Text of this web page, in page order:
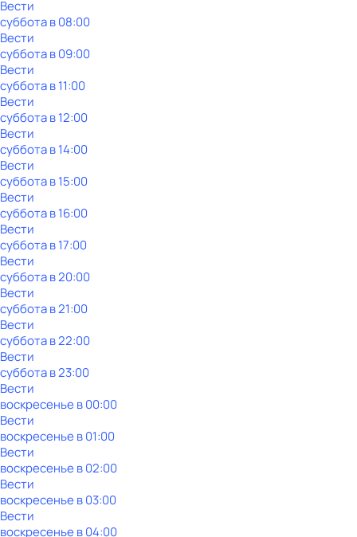
Вести
субботав08:00
Вести
субботав09:00
Вести
субботав11:00
Вести
субботав12:00
Вести
субботав14:00
Вести
субботав15:00
Вести
субботав16:00
Вести
субботав17:00
Вести
субботав20:00
Вести
субботав21:00
Вести
субботав22:00
Вести
субботав23:00
Вести
воскресенье в00:00
Вести
воскресенье в01:00
Вести
воскресенье в02:00
Вести
воскресенье в03:00
Вести
воскресенье в04:00